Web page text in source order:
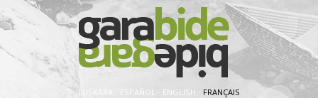
EUSKARA ESPAÑOL · ENGLISH · FRANÇAIS